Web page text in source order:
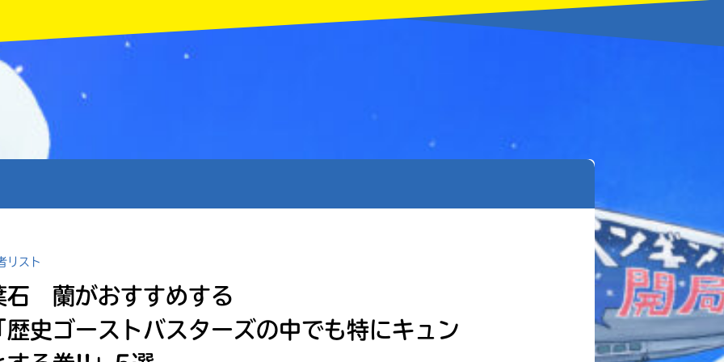
リスト
石 蘭がおすすめする
歴史ゴーストバスターズの中でも特にキュン